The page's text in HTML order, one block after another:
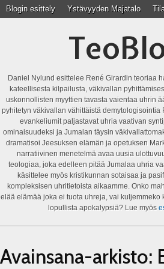
Blogin esittely Ystävyyden Majatalo
Daniel Nylund esittelee René Girardin teoriaa
kateellisesta kilpailusta, väkivallan
uskonnollisten myyttien tavasta vaientaa uhrin
pyhitetyn väkivallan vähittäistä demytologisointia
evankeliumit paljastavat uhria vaativan
ominaisuudeksi ja Jumalan täysin
dramatisoi Jeesuksen elämän ja opetuksen
narratiivinen menetelmä avaa uusia
teologiaa, joka edelleen pitää Jumalaa uhria
käsittelee myös kristikunnan sotaisaa ja
kompleksisen uhritietoista aikaamme. Onko
elää elämää joka ei tuota uhreja, vai kuljemmeko
lopullista apokalypsiä? Lue myös
Avainsana-arkisto: